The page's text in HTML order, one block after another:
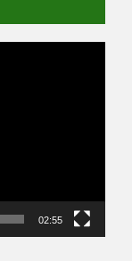
02:55